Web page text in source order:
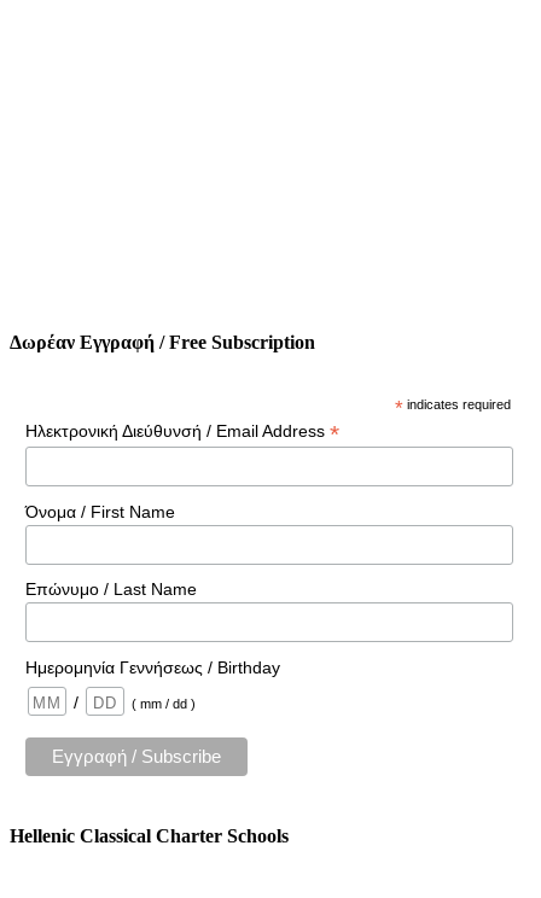
Δωρέαν Εγγραφή / Free Subscription
* indicates required
Ηλεκτρονική Διεύθυνσή / Email Address *
Όνομα / First Name
Επώνυμο / Last Name
Ημερομηνία Γεννήσεως / Birthday
/
( mm / dd )
Hellenic Classical Charter Schools